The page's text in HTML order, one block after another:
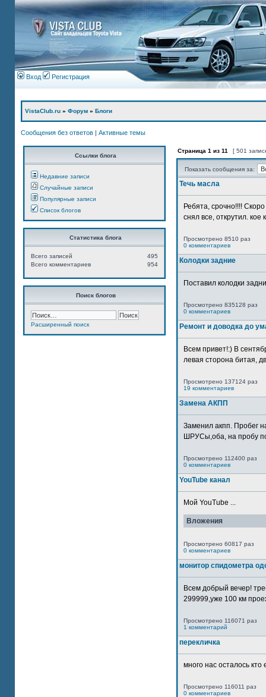
Вход Регистрация
VistaClub.ru » Форум » Блоги
Сообщения без ответов | Активные темы
Ссылки блога
Недавние записи
Случайные записи
Популярные записи
Список блогов
Статистика блога
495
Всего записей
954
Всего комментариев
Поиск блогов
Расширенный поиск
Страница 1 из 11 [ 501
Показать сообщения за:
Течь масла
Ребята, срочно!!!!
снял все, открутил. кое
Просмотрено 8510 раз
0 комментариев
Колодки задние
Поставил колодки
Просмотрено 835128 раз
0 комментариев
Ремонт и доводка до
Всем привет!:) В
левая сторона битая,
Просмотрено 137124 раз
19 комментариев
Замена АКПП
Заменил акпп. Пробег
ШРУСы,оба, на пробу
Просмотрено 112400 раз
0 комментариев
YouTube канал
Мой YouTube ...
Вложения
Просмотрено 60817 раз
0 комментариев
монитор спидометра
Всем добрый вечер!
299999,уже 100 км
Просмотрено 116071 раз
1 комментарий
перекличка
много нас осталось
Просмотрено 116011 раз
0 комментариев